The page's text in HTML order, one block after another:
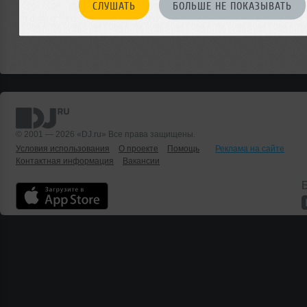
СЛУШАТЬ БОЛЬШЕ НЕ ПОКАЗЫВАТЬ
© 2001 — 2026 «DJ.ru» Все права защищены.
Условия использования
О проекте Помощь
Реклама на сайте
Контактная информация
Вакансии